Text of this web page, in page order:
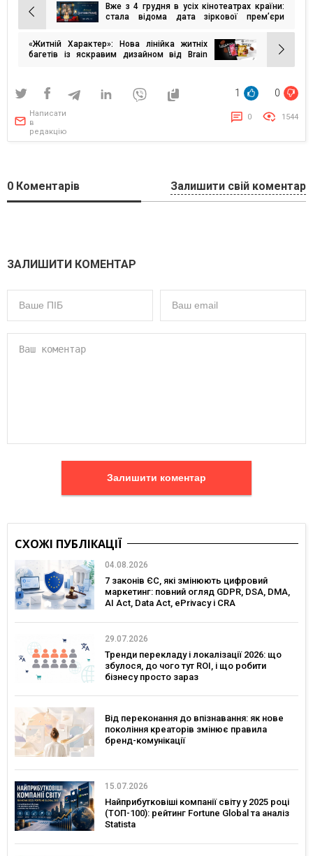
Навігація
записів
Вже з 4 грудня в усіх кінотеатрах країни:
стала відома дата зіркової премʼєри
«Житній Характер»: Нова лінійка житніх
багетів із яскравим дизайном від Brain
1 0
Написати
в
редакцію
0 1544
0 Коментарів Залишити свій коментар
ЗАЛИШИТИ КОМЕНТАР
Залишити коментар
СХОЖІ ПУБЛІКАЦІЇ
04.08.2026
7 законів ЄС, які змінюють цифровий
маркетинг: повний огляд GDPR, DSA, DMA,
AI Act, Data Act, ePrivacy і CRA
29.07.2026
Тренди перекладу і локалізації 2026: що
збулося, до чого тут ROI, і що робити
бізнесу просто зараз
Від переконання до впізнавання: як нове
покоління креаторів змінює правила
бренд-комунікації
15.07.2026
Найприбутковіші компанії світу у 2025 році
(ТОП-100): рейтинг Fortune Global та аналіз
Statista